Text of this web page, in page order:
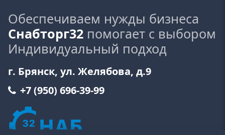
Обеспечиваем нужды бизнеса
Снабторг32 помогает с выбором
Индивидуальный подход
г. Брянск, ул. Желябова, д.9
+7 (950) 696-39-99